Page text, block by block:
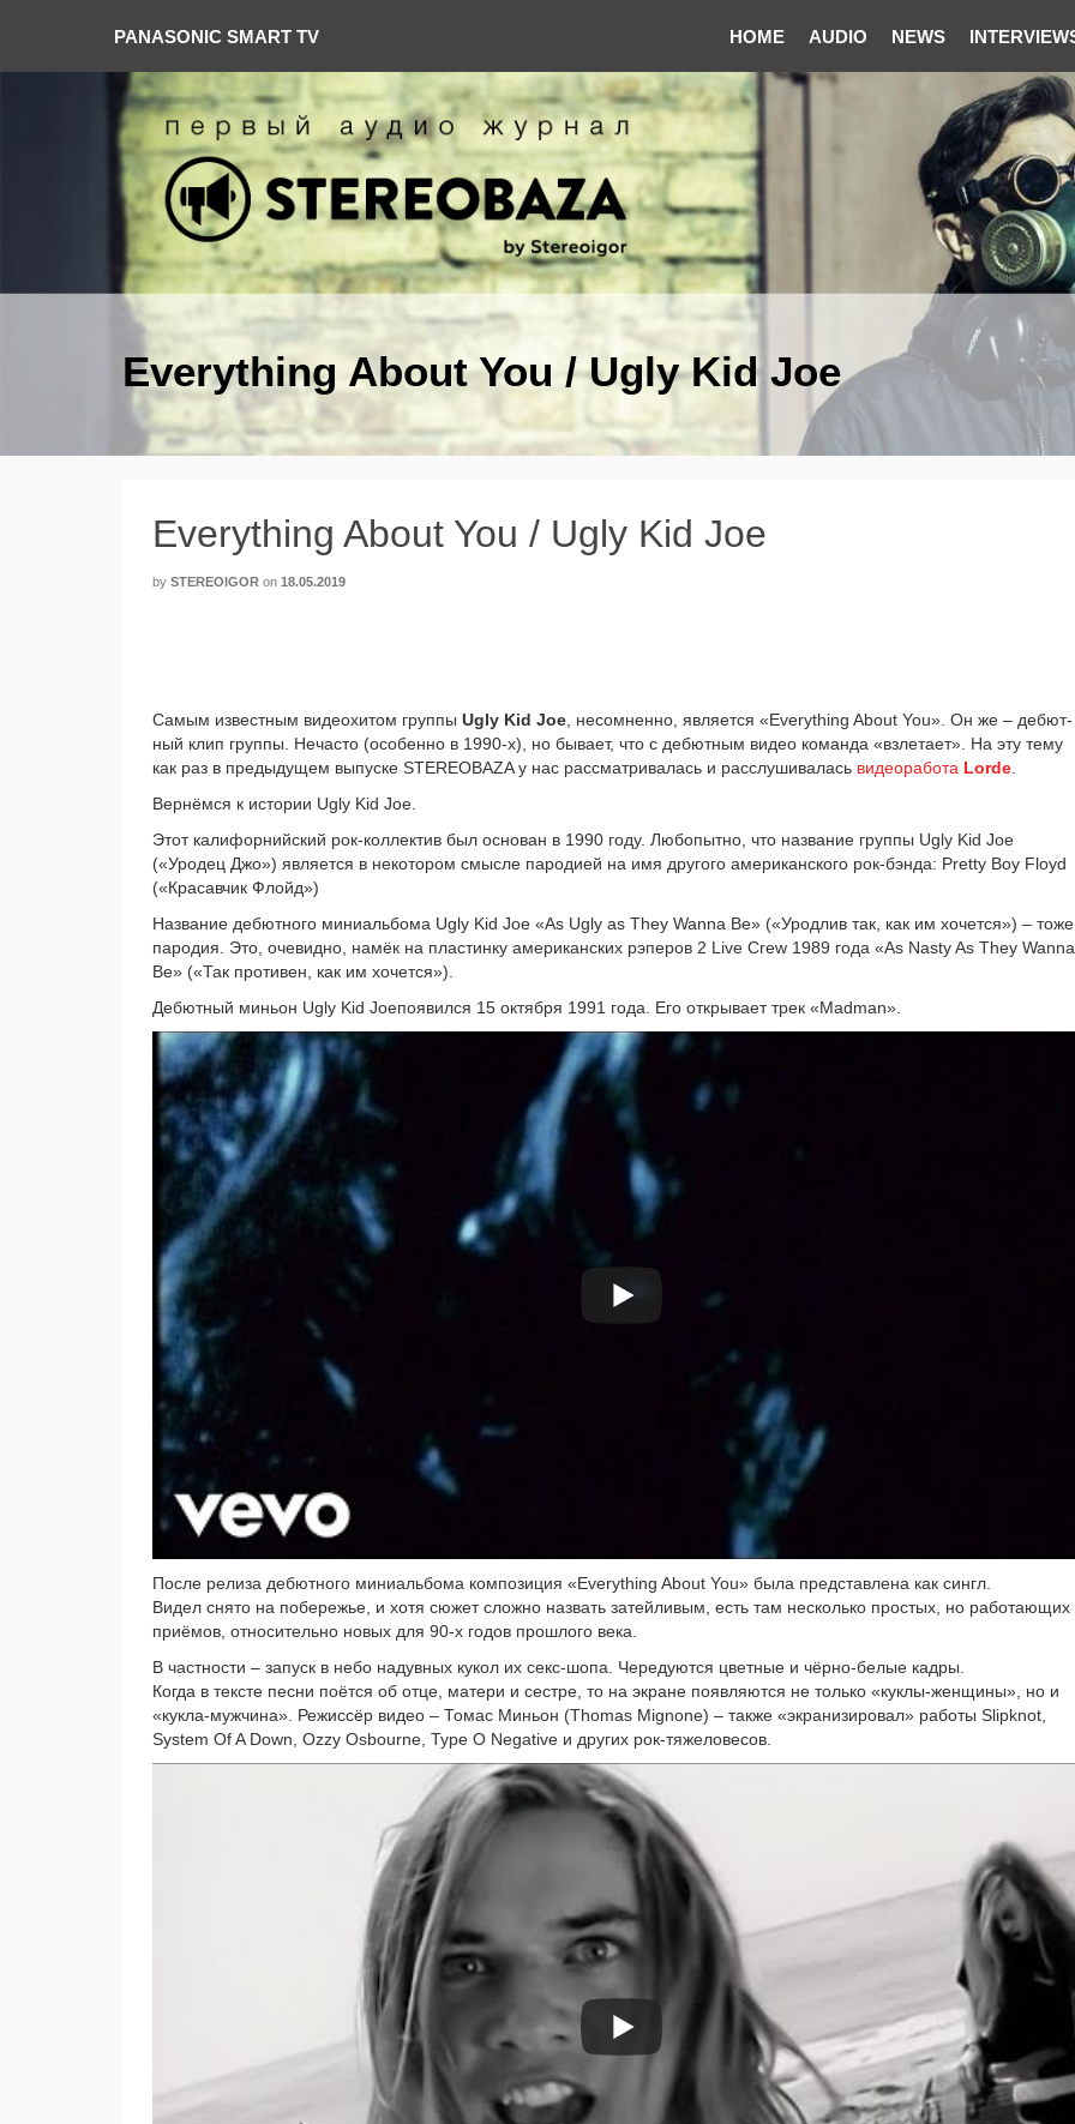
PANASONIC SMART TV HOME AUDIO NEWS
Everything About You / Ugly Kid Joe
Everything About You / Ugly Kid Joe
by STEREOIGOR on 18.05.2019
Самым извест­ным видео­хи­том груп­пы Ugly Kid Joe , несо­мнен­но, явля­ет­ся «Everything About You». Он же – дебют­
ный клип груп­пы. Нечасто (осо­бен­но в 1990‑х), но быва­ет, что с дебют­ным видео коман­да «взле­та­ет». На эту тему
как раз в преды­ду­щем выпус­ке STEREOBAZA у нас рас­смат­ри­ва­лась и рас­слу­ши­ва­лась видео­ра­бо­та Lorde
Вернёмся к исто­рии Ugly Kid Joe.
Этот кали­фор­ний­ский рок-коллектив был осно­ван в 1990 году. Любопытно, что назва­ние груп­пы Ugly Kid Joe
(«Уродец Джо») явля­ет­ся в неко­то­ром смыс­ле паро­ди­ей на имя дру­го­го аме­ри­кан­ско­го рок-бэнда: Pretty Boy Floyd
(«Красавчик Флойд»)
Название дебют­но­го мини­аль­бо­ма Ugly Kid Joe «As Ugly as They Wanna Be» («Уродлив так, как им хочет­ся») – тоже
паро­дия. Это, оче­вид­но, намёк на пла­стин­ку аме­ри­кан­ских рэпе­ров 2 Live Crew 1989 года «As Nasty As They Wanna
Be» («Так про­ти­вен, как им хочет­ся»).
Дебютный миньон Ugly Kid Joeпоявился 15 октяб­ря 1991 года. Его откры­ва­ет трек «Madman».
После рели­за дебют­но­го мини­аль­бо­ма ком­по­зи­ция «Everything About You» была пред­став­ле­на как син­гл.
Видел сня­то на побе­ре­жье, и хотя сюжет слож­но назвать затей­ли­вым, есть там несколь­ко про­стых, но рабо­та­ю­щих
при­ё­мов, отно­си­тель­но новых для 90‑х годов про­шло­го века.
В част­но­сти – запуск в небо надув­ных кукол их секс-шопа. Чередуются цвет­ные и чёрно-белые кад­ры.
Когда в тек­сте пес­ни поёт­ся об отце, мате­ри и сест­ре, то на экране появ­ля­ют­ся не толь­ко «куклы-женщины», но и
«кукла-мужчина». Режиссёр видео – Томас Миньон (Thomas Mignone) – так­же «экра­ни­зи­ро­вал» рабо­ты Slipknot,
System Of A Down, Ozzy Osbourne, Type O Negative и дру­гих рок-тяжеловесов.